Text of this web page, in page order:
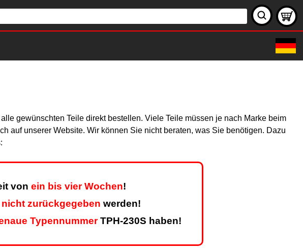
gewünschten Teile direkt bestellen. Viele Teile müssen je nach Marke beim
auf unserer Website. Wir können Sie nicht beraten, was Sie benötigen. Dazu
von ein bis vier Wochen!
nicht zurückgegeben werden!
TypennummerTPH-230S haben!